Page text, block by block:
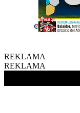
REKLAMA
REKLAMA